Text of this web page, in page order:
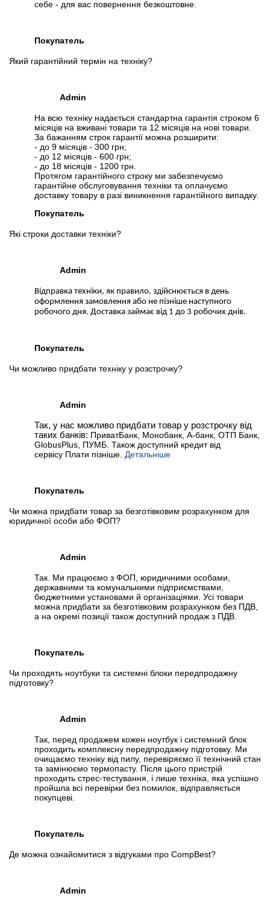
себе - для вас повернення безкоштовне.
Покупатель
Який гарантійний термін на техніку?
Admin
На всю техніку надається стандартна гарантія строком 6
місяців на вживані товари та 12 місяців на нові товари.
За бажанням строк гарантії можна розширити:
- до 9 місяців - 300 грн;
- до 12 місяців - 600 грн;
- до 18 місяців - 1200 грн.
Протягом гарантійного строку ми забезпечуємо
гарантійне обслуговування техніки та оплачуємо
доставку товару в разі виникнення гарантійного випадку.
Покупатель
Які строки доставки техніки?
Admin
Відправка техніки, як правило, здійснюється в день
оформлення замовлення або не пізніше наступного
робочого дня. Доставка займає від 1 до 3 робочих днів.
Покупатель
Чи можливо придбати техніку у розстрочку?
Admin
Так, у нас можливо придбати товар у розстрочку від
таких банків: ПриватБанк, Монобанк, А-банк, ОТП Банк,
GlobusPlus, ПУМБ. Також доступний кредит від
сервісу Плати пізніше. Детальніше
Покупатель
Чи можна придбати товар за безготівковим розрахунком для
юридичної особи або ФОП?
Admin
Так. Ми працюємо з ФОП, юридичними особами,
державними та комунальними підприємствами,
бюджетними установами й організаціями. Усі товари
можна придбати за безготівковим розрахунком без ПДВ,
а на окремі позиції також доступний продаж з ПДВ.
Покупатель
Чи проходять ноутбуки та системні блоки передпродажну
підготовку?
Admin
Так, перед продажем кожен ноутбук і системний блок
проходить комплексну передпродажну підготовку. Ми
очищаємо техніку від пилу, перевіряємо її технічний стан
та замінюємо термопасту. Після цього пристрій
проходить стрес-тестування, і лише техніка, яка успішно
пройшла всі перевірки без помилок, відправляється
покупцеві.
Покупатель
Де можна ознайомитися з відгуками про CompBest?
Admin